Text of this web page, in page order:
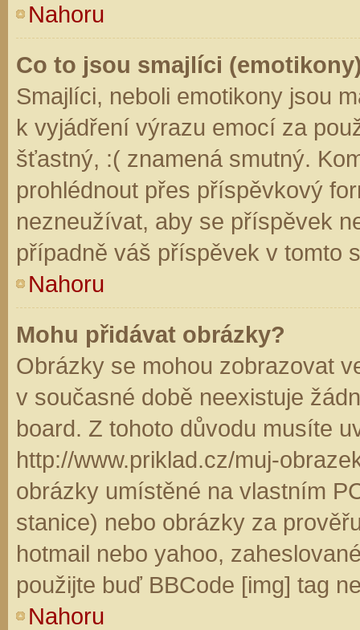
Nahoru
Co to jsou smajlíci
Smajlíci, neboli emotikony jsou
k vyjádření výrazu emocí za
šťastný, :( znamená smutný.
prohlédnout přes příspěvkový
nezneužívat, aby se příspěvek
případně váš příspěvek v tomto
Nahoru
Mohu přidávat obrázky?
Obrázky se mohou zobrazovat
v současné době neexistuje
board. Z tohoto důvodu musíte
http://www.priklad.cz/muj-
obrázky umístěné na vlastním
stanice) nebo obrázky za
hotmail nebo yahoo,
použijte buď BBCode [img] tag
Nahoru